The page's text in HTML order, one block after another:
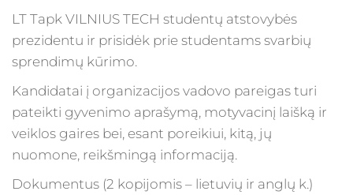
LT Tapk VILNIUS TECH studentų atstovybės
prezidentu ir prisidėk prie studentams svarbių
sprendimų kūrimo.
Kandidatai į organizacijos vadovo pareigas turi
pateikti gyvenimo aprašymą, motyvacinį laišką ir
veiklos gaires bei, esant poreikiui, kitą, jų
nuomone, reikšmingą informaciją.
Dokumentus (2 kopijomis – lietuvių ir anglų k.)